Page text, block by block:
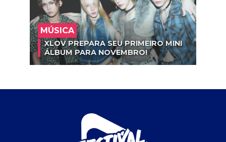
MÚSICA
XLOV PREPARA SEU PRIMEIRO MINI
ÁLBUM PARA NOVEMBRO!